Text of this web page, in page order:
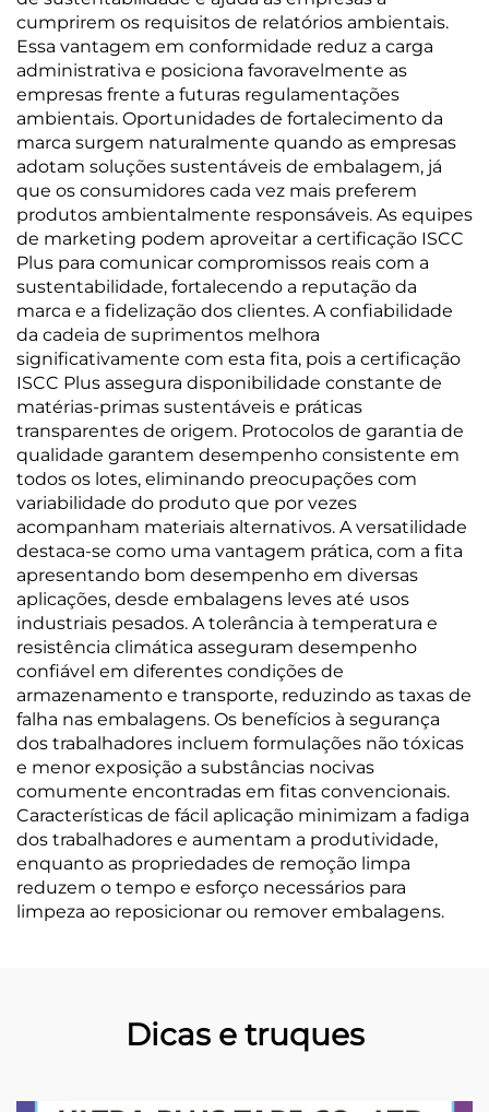
cumprirem os requisitos de relatórios ambientais.
Essa vantagem em conformidade reduz a carga
administrativa e posiciona favoravelmente as
empresas frente a futuras regulamentações
ambientais. Oportunidades de fortalecimento da
marca surgem naturalmente quando as empresas
adotam soluções sustentáveis de embalagem, já
que os consumidores cada vez mais preferem
produtos ambientalmente responsáveis. As equipes
de marketing podem aproveitar a certificação ISCC
Plus para comunicar compromissos reais com a
sustentabilidade, fortalecendo a reputação da
marca e a fidelização dos clientes. A confiabilidade
da cadeia de suprimentos melhora
significativamente com esta fita, pois a certificação
ISCC Plus assegura disponibilidade constante de
matérias-primas sustentáveis e práticas
transparentes de origem. Protocolos de garantia de
qualidade garantem desempenho consistente em
todos os lotes, eliminando preocupações com
variabilidade do produto que por vezes
acompanham materiais alternativos. A versatilidade
destaca-se como uma vantagem prática, com a fita
apresentando bom desempenho em diversas
aplicações, desde embalagens leves até usos
industriais pesados. A tolerância à temperatura e
resistência climática asseguram desempenho
confiável em diferentes condições de
armazenamento e transporte, reduzindo as taxas de
falha nas embalagens. Os benefícios à segurança
dos trabalhadores incluem formulações não tóxicas
e menor exposição a substâncias nocivas
comumente encontradas em fitas convencionais.
Características de fácil aplicação minimizam a fadiga
dos trabalhadores e aumentam a produtividade,
enquanto as propriedades de remoção limpa
reduzem o tempo e esforço necessários para
limpeza ao reposicionar ou remover embalagens.
Dicas e truques